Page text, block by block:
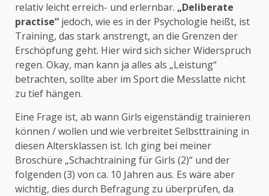
relativ leicht erreich- und erlernbar. „Deliberate
practise“ jedoch, wie es in der Psychologie heißt, ist
Training, das stark anstrengt, an die Grenzen der
Erschöpfung geht. Hier wird sich sicher Widerspruch
regen. Okay, man kann ja alles als „Leistung“
betrachten, sollte aber im Sport die Messlatte nicht
zu tief hängen.
Eine Frage ist, ab wann Girls eigenständig trainieren
können / wollen und wie verbreitet Selbsttraining in
diesen Altersklassen ist. Ich ging bei meiner
Broschüre „Schachtraining für Girls (2)“ und der
folgenden (3) von ca. 10 Jahren aus. Es wäre aber
wichtig, dies durch Befragung zu überprüfen, da